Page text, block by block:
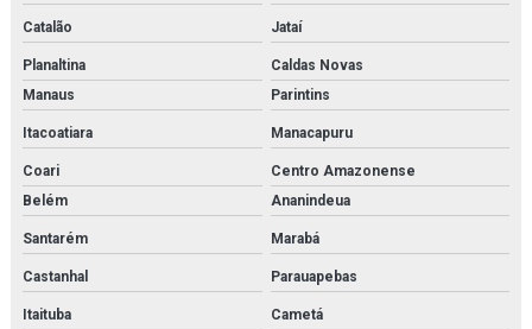
Secador parker
Separador de combustível
Separador de condensado
Serviço de inspeção e adequação à norma nr13
Serviço de inspeção de tubulações
Serviço de inspeção de vasos de pressão
Catalão Jataí
Planaltina
Caldas Novas
Manaus
Parintins
Itacoatiara Manacapuru
Coari
Centro Amazonense
Belém
Ananindeua
Santarém Marabá
Castanhal Parauapebas
Itaituba Cametá